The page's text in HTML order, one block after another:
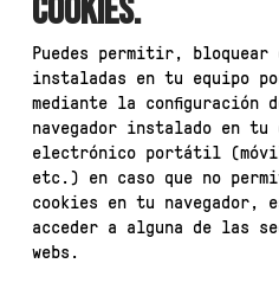
COOKIES.
Puedes permitir,
instaladas en tu equipo
mediante la configuración
navegador instalado en
electrónico portátil
etc.) en caso que no
cookies en tu navegador,
acceder a alguna de las
webs.